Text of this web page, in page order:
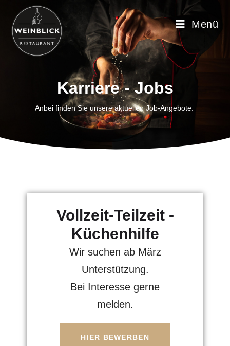
Menü
Karriere - Jobs
Anbei finden Sie unsere aktuellen Job-Angebote.
Vollzeit-Teilzeit -
Küchenhilfe
Wir suchen ab März
Unterstützung.
Bei Interesse gerne
melden.
HIER BEWERBEN